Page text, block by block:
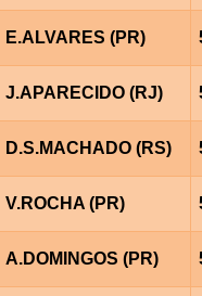
E.ALVARES (PR)
J.APARECIDO (RJ)
D.S.MACHADO (RS)
V.ROCHA (PR)
A.DOMINGOS (PR)